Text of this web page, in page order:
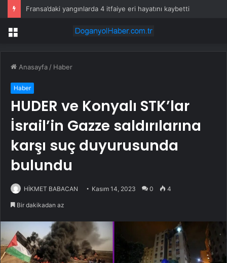
Fransa’daki yangınlarda 4 itfaiye eri hayatını kaybetti
Menü
Anasayfa / Haber
Haber
HUDER ve Konyalı STK’lar
İsrail’in Gazze saldırılarına
karşı suç duyurusunda
bulundu
HİKMET BABACAN Kasım 14, 2023 0 4
Bir dakikadan az